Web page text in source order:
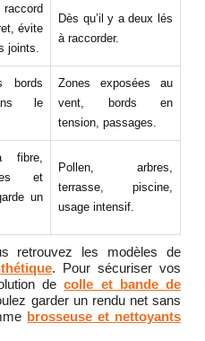
évite
joints.
Dès qu’il y a deux lés
à raccorder.
bords
le
Zones exposées au
vent, bords en
tension, passages.
fibre,
et
un
Pollen, arbres,
terrasse, piscine,
usage intensif.
retrouvez les modèles de
. Pour sécuriser vos
decolle et bande de
garder un rendu net sans
brosseuse et nettoyants